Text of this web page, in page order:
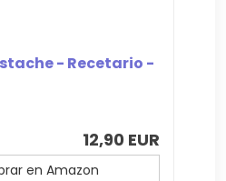
- Recetario -
12,90 EUR
en Amazon